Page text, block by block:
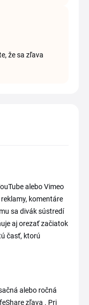
že sa zľava
alebo Vimeo
komentáre
sa divák sústredí
aj orezať začiatok
časť, ktorú
alebo ročná
zľava . Pri